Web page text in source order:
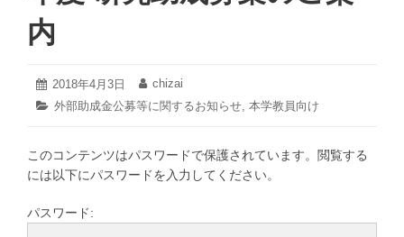
内
投
稿
2018年4月3日
2021
年
3
日
投
稿
chizai
カ
リ
ー:
外部助成金公募等に関するお知らせ, 本学教員向け
このコンテンツはパスワードで保護されています。閲覧する
には以下にパスワードを入力してください。
パスワード: